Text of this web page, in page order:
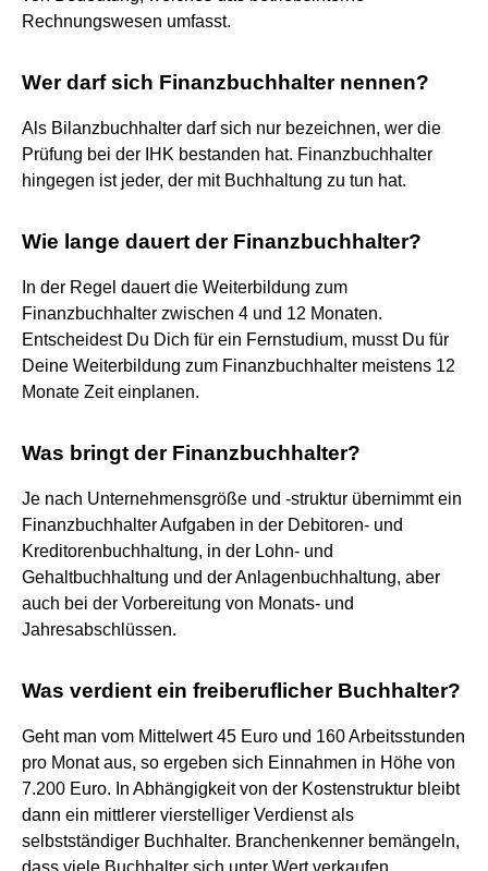
Rechnungswesen umfasst.
Wer darf sich Finanzbuchhalter nennen?
Als Bilanzbuchhalter darf sich nur bezeichnen, wer die
Prüfung bei der IHK bestanden hat. Finanzbuchhalter
hingegen ist jeder, der mit Buchhaltung zu tun hat.
Wie lange dauert der Finanzbuchhalter?
In der Regel dauert die Weiterbildung zum
Finanzbuchhalter zwischen 4 und 12 Monaten.
Entscheidest Du Dich für ein Fernstudium, musst Du für
Deine Weiterbildung zum Finanzbuchhalter meistens 12
Monate Zeit einplanen.
Was bringt der Finanzbuchhalter?
Je nach Unternehmensgröße und -struktur übernimmt ein
Finanzbuchhalter Aufgaben in der Debitoren- und
Kreditorenbuchhaltung, in der Lohn- und
Gehaltbuchhaltung und der Anlagenbuchhaltung, aber
auch bei der Vorbereitung von Monats- und
Jahresabschlüssen.
Was verdient ein freiberuflicher Buchhalter?
Geht man vom Mittelwert 45 Euro und 160 Arbeitsstunden
pro Monat aus, so ergeben sich Einnahmen in Höhe von
7.200 Euro. In Abhängigkeit von der Kostenstruktur bleibt
dann ein mittlerer vierstelliger Verdienst als
selbstständiger Buchhalter. Branchenkenner bemängeln,
dass viele Buchhalter sich unter Wert verkaufen.